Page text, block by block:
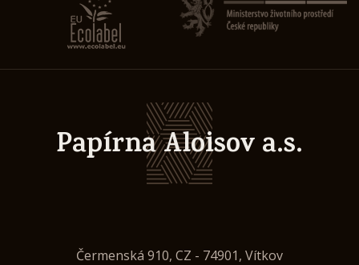
Papírna Aloisov a.s.
Čermenská 910, CZ - 74901, Vítkov